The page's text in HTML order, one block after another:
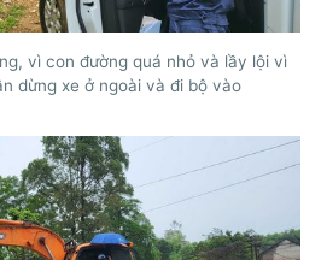
vì con đường quá nhỏ và lầy lội vì
dừng xe ở ngoài và đi bộ vào